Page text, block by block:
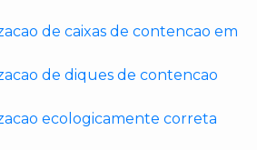
de caixas de contencao em
de diques de contencao
ecologicamente correta